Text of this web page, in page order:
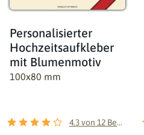
Personalisierter
Hochzeitsaufkleber
mit Blumenmotiv
100x80 mm
4.3von 12 Bewertungen